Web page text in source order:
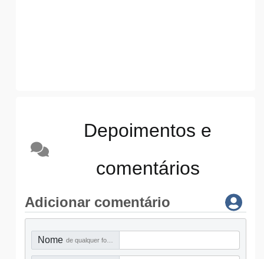
Depoimentos e
comentários
Adicionar comentário
Nome